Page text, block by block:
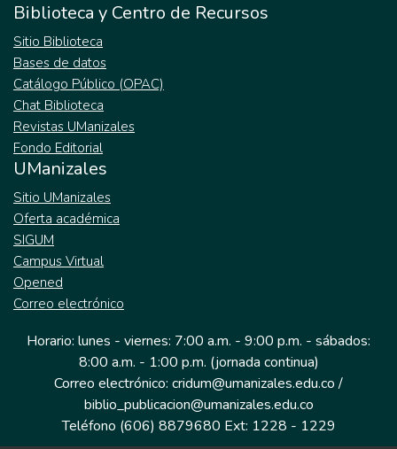
Biblioteca y Centro de Recursos
Sitio Biblioteca
Bases de datos
Catálogo Público (OPAC)
Chat Biblioteca
Revistas UManizales
Fondo Editorial
UManizales
Sitio UManizales
Oferta académica
SIGUM
Campus Virtual
Opened
Correo electrónico
Horario: lunes - viernes: 7:00 a.m. - 9:00 p.m. - sábados:
8:00 a.m. - 1:00 p.m. (jornada continua)
Correo electrónico: cridum@umanizales.edu.co /
biblio_publicacion@umanizales.edu.co
Teléfono (606) 8879680 Ext: 1228 - 1229